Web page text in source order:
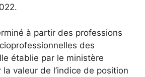
à partir des professions
des
établie par le ministère
la valeur de l’indice de position